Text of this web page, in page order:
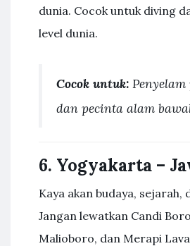
dunia. Cocok untuk diving
level dunia.
Cocok untuk:
dan pecinta alam
6. Yogyakarta –
Kaya akan budaya, sejarah,
Jangan lewatkan Candi
Malioboro, dan Merapi